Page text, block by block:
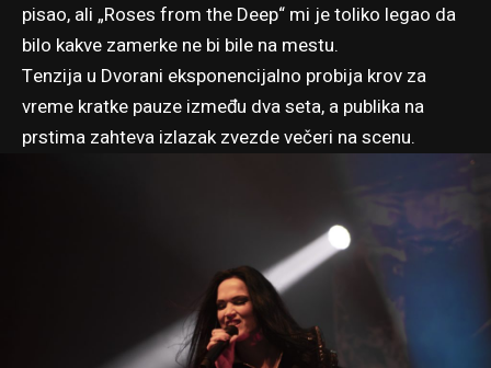
pisao, ali „Roses from the Deep“ mi je toliko legao da
bilo kakve zamerke ne bi bile na mestu.
Tenzija u Dvorani eksponencijalno probija krov za
vreme kratke pauze između dva seta, a publika na
prstima zahteva izlazak zvezde večeri na scenu.